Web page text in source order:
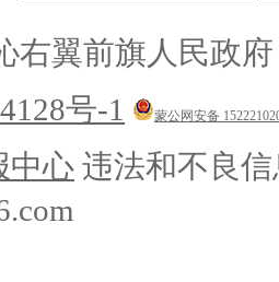
右翼前旗人民政
号-1
蒙公网安备
中心 违法和不良信